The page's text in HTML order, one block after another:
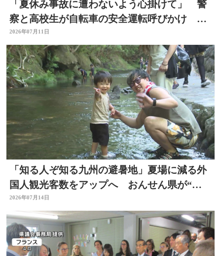
「夏休み事故に遭わないよう心掛けて」 警
察と高校生が自転車の安全運転呼びかけ 大
分
2026年07月11日
「知る人ぞ知る九州の避暑地」夏場に減る外
国人観光客数をアップへ おんせん県が“涼
しい大分”に
2026年07月14日